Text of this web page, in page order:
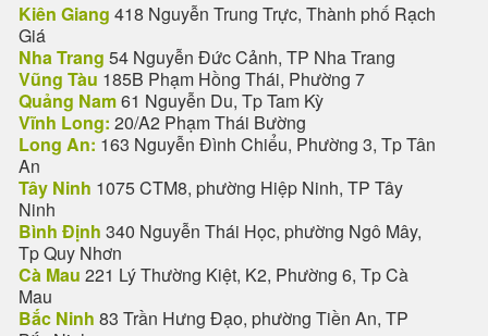
Kiên Giang 418 Nguyễn Trung Trực, Thành phố Rạch
Giá
Nha Trang 54 Nguyễn Đức Cảnh, TP Nha Trang
Vũng Tàu 185B Phạm Hồng Thái, Phường 7
Quảng Nam61 Nguyễn Du, Tp Tam Kỳ
Vĩnh Long: 20/A2 Phạm Thái Bường
Long An: 163 Nguyễn Đình Chiểu, Phường 3, Tp Tân
An
Tây Ninh 1075 CTM8, phường Hiệp Ninh, TP Tây
Ninh
Bình Định 340 Nguyễn Thái Học, phường Ngô Mây,
Tp Quy Nhơn
Cà Mau 221 Lý Thường Kiệt, K2, Phường 6, Tp Cà
Mau
Bắc Ninh 83 Trần Hưng Đạo, phường Tiền An, TP